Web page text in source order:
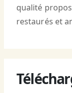
qualité
restaurés et